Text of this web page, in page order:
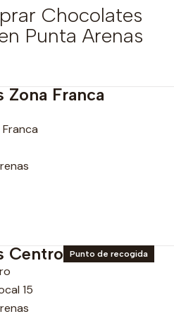
Chocolates
Punta Arenas
Zona Franca
Centro Punto de recogida
15